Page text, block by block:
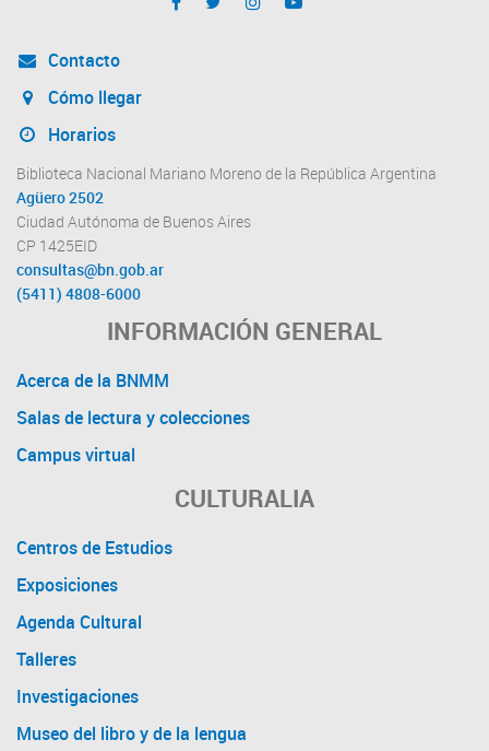
Contacto
Cómo llegar
Horarios
Biblioteca Nacional Mariano Moreno de la República Argentina
Agüero 2502
Ciudad Autónoma de Buenos Aires
CP 1425EID
consultas@bn.gob.ar
(5411) 4808-6000
INFORMACIÓN GENERAL
Acerca de la BNMM
Salas de lectura y colecciones
Campus virtual
CULTURALIA
Centros de Estudios
Exposiciones
Agenda Cultural
Talleres
Investigaciones
Museo del libro y de la lengua